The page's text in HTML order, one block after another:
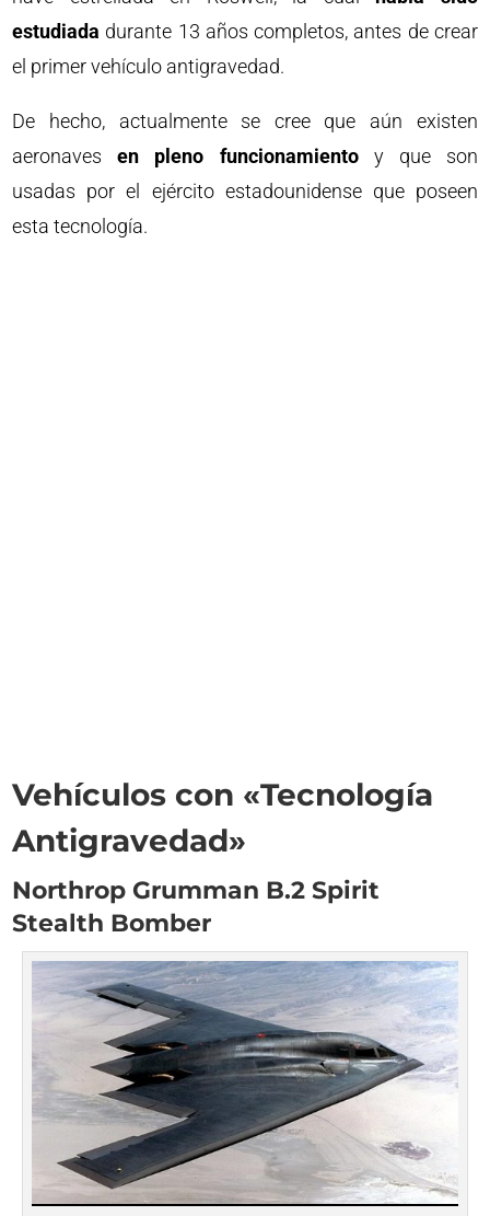
estudiada durante 13 años completos, antes de crear
el primer vehículo antigravedad.
De hecho, actualmente se cree que aún existen
aeronavesen pleno funcionamientoy que son
usadas por el ejército estadounidense que poseen
esta tecnología.
Vehículos con «Tecnología
Antigravedad»
Northrop Grumman B.2 Spirit
Stealth Bomber